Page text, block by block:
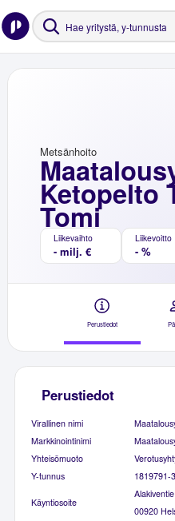
Ketopelto
Tomi
Metsänhoito
Liikevaihto
- milj. €
Liikevoitto
- %
Perustiedot
Perustiedot
Virallinen nimi
Markkinointinimi
Yhteisömuoto
Y-tunnus
1819791-3
Käyntiosoite
00920